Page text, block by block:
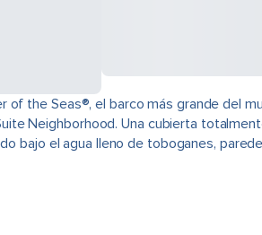
the Seas®, el barco más grande del
Neighborhood. Una cubierta
bajo el agua lleno de toboganes,